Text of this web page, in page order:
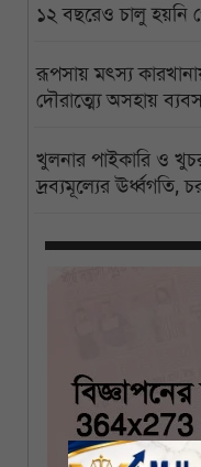
১২ বছরেও চালু হয়নি
রূপসায় মৎস্য
দৌরাত্ম্যে অসহায়
খুলনার পাইকারি ও
দ্রব্যমূল্যের ঊর্ধ্বগতি,